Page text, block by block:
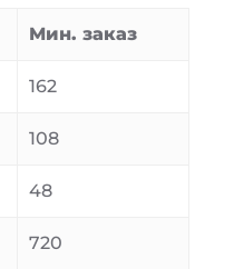
Мин. заказ
162
108
48
720